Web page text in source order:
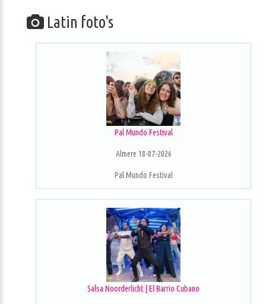
Latin foto's
Pal Mundo Festival
Almere 18-07-2026
Pal Mundo Festival
Salsa Noorderlicht | El Barrio Cubano